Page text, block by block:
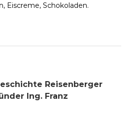
Eiscreme, Schokoladen.
Reisenberger
Ing. Franz